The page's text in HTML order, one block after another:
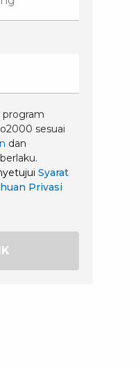
sesuai
dan
Syarat
Privasi